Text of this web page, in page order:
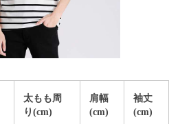
太もも周
り(cm)
肩幅
(cm)
袖丈
(cm)